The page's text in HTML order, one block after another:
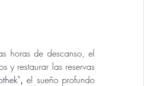
horas de descanso, el
y restaurar las reservas
", el sueño profundo